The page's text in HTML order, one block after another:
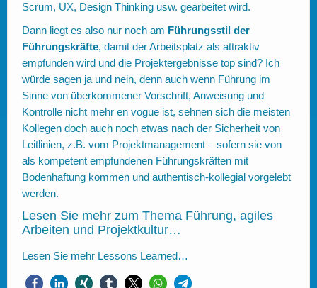
Scrum, UX, Design Thinking usw. gearbeitet wird.
Dann liegt es also nur noch am Führungsstil der
Führungskräfte, damit der Arbeitsplatz als attraktiv
empfunden wird und die Projektergebnisse top sind? Ich
würde sagen ja und nein, denn auch wenn Führung im
Sinne von überkommener Vorschrift, Anweisung und
Kontrolle nicht mehr en vogue ist, sehnen sich die meisten
Kollegen doch auch noch etwas nach der Sicherheit von
Leitlinien, z.B. vom Projektmanagement – sofern sie von
als kompetent empfundenen Führungskräften mit
Bodenhaftung kommen und authentisch-kollegial vorgelebt
werden.
Lesen Sie mehr zum Thema Führung, agiles
Arbeiten und Projektkultur…
Lesen Sie mehr Lessons Learned…